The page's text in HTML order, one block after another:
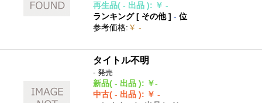
再生品( - 出品 ): ￥ -
ランキング [ その他]- 位
参考価格: ￥ -
タイトル不明
- 発売
新品( - 出品 ): ￥-
中古( - 出品 ): ￥ -